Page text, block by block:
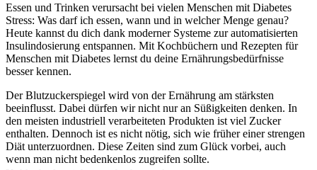
Essen und Trinken verursacht bei vielen Menschen mit Diabetes
Stress: Was darf ich essen, wann und in welcher Menge genau?
Heute kannst du dich dank moderner Systeme zur automatisierten
Insulindosierung entspannen. Mit Kochbüchern und Rezepten für
Menschen mit Diabetes lernst du deine Ernährungsbedürfnisse
besser kennen.
Der Blutzuckerspiegel wird von der Ernährung am stärksten
beeinflusst. Dabei dürfen wir nicht nur an Süßigkeiten denken. In
den meisten industriell verarbeiteten Produkten ist viel Zucker
enthalten. Dennoch ist es nicht nötig, sich wie früher einer strengen
Diät unterzuordnen. Diese Zeiten sind zum Glück vorbei, auch
wenn man nicht bedenkenlos zugreifen sollte.